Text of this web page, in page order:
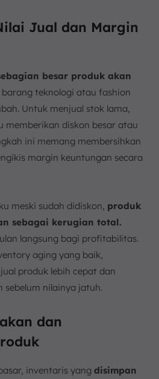
Jual dan Margin
besar produk akan
teknologi atau fashion
Untuk menjual stok lama,
memberikan diskon besar atau
ini memang membersihkan
margin keuntungan secara
meski sudah didiskon, produk
sebagai kerugian total.
langsung bagi profitabilitas.
aging yang baik,
produk lebih cepat dan
sebelum nilainya jatuh.
dan
inventaris yang disimpan